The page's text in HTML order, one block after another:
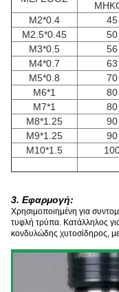
M2*0.4
45
M2.5*0.45
50
M3*0.5
56
M4*0.7
63
M5*0.8
70
M6*1
80
M7*1
80
M8*1.25
90
M9*1.25
90
M10*1.5
3. Εφαρμογή:
Χρησιμοποιημένη για
τυφλή τρύπα. Κατάλληλος
κονδυλώδης χυτοσίδηρος,